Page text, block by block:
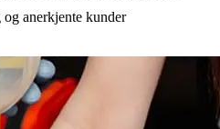
anerkjente kunder